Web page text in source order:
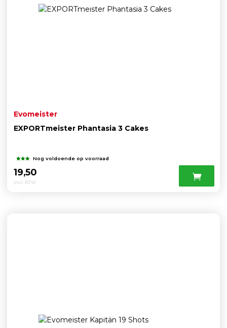
Evomeister
EXPORTmeister Phantasia 3 Cakes
Nog voldoende op voorraad
19,50
Incl. BTW